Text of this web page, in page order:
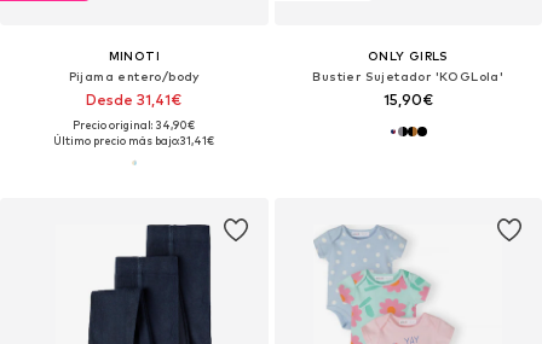
MINOTI
Pijama entero/body
Desde 31,41€
Precio original: 34,90€
Último precio más bajo:31,41€
ONLY GIRLS
Bustier Sujetador 'KOGLola'
15,90€